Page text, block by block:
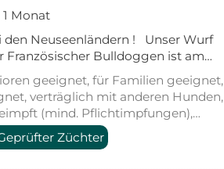
1 Monat
sportlicher Französischer
sie entwickeln sich prächtig
geeignet, für Familien geeignet,
verträglich mit anderen Hunden,
(mind. Pflichtimpfungen),
Heimtierausweis, Tierschutzgesetz
Züchter